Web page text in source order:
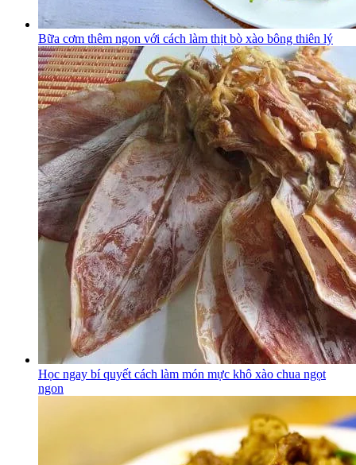
Bữa cơm thêm ngon với cách làm thịt bò xào bông thiên lý
Học ngay bí quyết cách làm món mực khô xào chua ngọt
ngon